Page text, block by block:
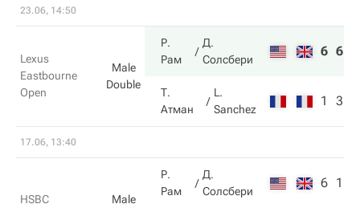
23.06, 14:50
Lexus
Eastbourne
Open
Male
Double
Р.
Рам
Д.
Солсбери
6 6
Т.
Атман
L.
Sanchez
1 3
17.06, 13:40
HSBC Male
Р.
Рам
Д.
Солсбери
6 1